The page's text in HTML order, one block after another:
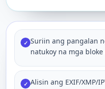
✓ Suriin ang pangalan
natukoy na mga
✓ Alisin ang EXIF/XMP/